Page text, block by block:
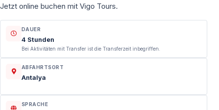
Jetzt online buchen mit Vigo Tours.
DAUER
4 Stunden
Bei Aktivitäten mit Transfer ist die Transferzeit inbegriffen.
ABFAHRTSORT
Antalya
SPRACHE